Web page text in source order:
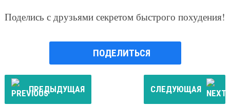
Поделись с друзьями секретом быстрого похудения!
ПОДЕЛИТЬСЯ
ПРЕДЫДУЩАЯ СЛЕДУЮЩАЯ